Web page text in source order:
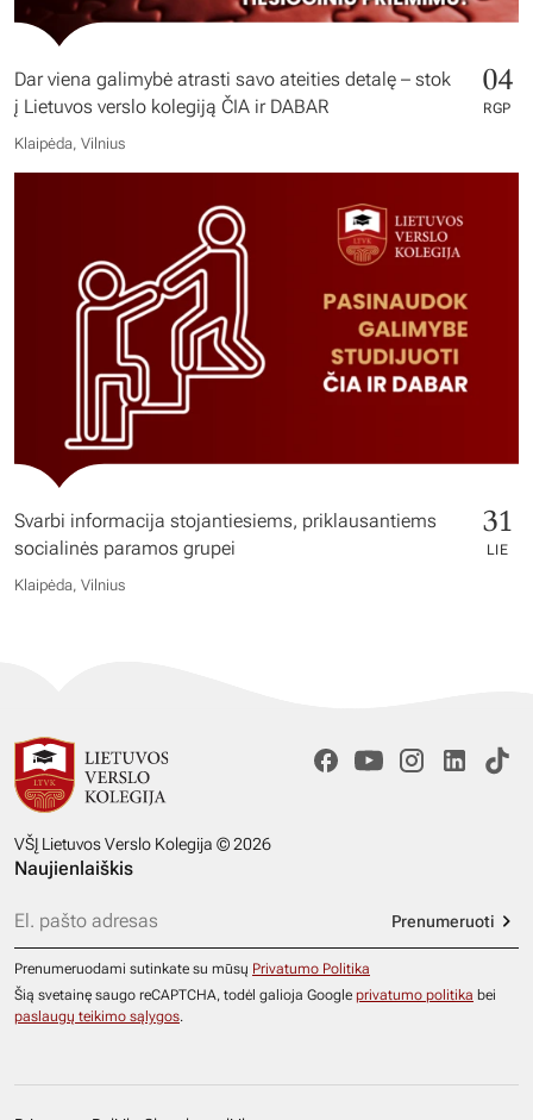
Dar viena galimybė atrasti savo ateities detalę – stok
į Lietuvos verslo kolegiją ČIA ir DABAR
04
RGP
Klaipėda, Vilnius
Svarbi informacija stojantiesiems, priklausantiems
socialinės paramos grupei
31
LIE
Klaipėda, Vilnius
VŠĮ Lietuvos Verslo Kolegija © 2026
Naujienlaiškis
Prenumeruoti
Prenumeruodami sutinkate su mūsų Privatumo Politika
Šią svetainę saugo reCAPTCHA, todėl galioja Google privatumo politika bei
paslaugų teikimo sąlygos.